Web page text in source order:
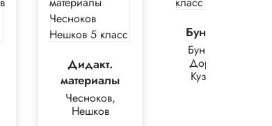
Дидакт.
материалы
Чесноков,
Нешков
Бунимович
Бунимович,
Дорофеев,
Кузнецова